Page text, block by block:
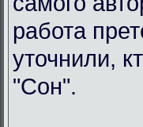
работа
уточнили,
"Сон".